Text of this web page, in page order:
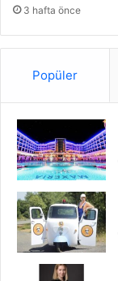
i
o
n
G
ö
ü
3 hafta önce
Popüler